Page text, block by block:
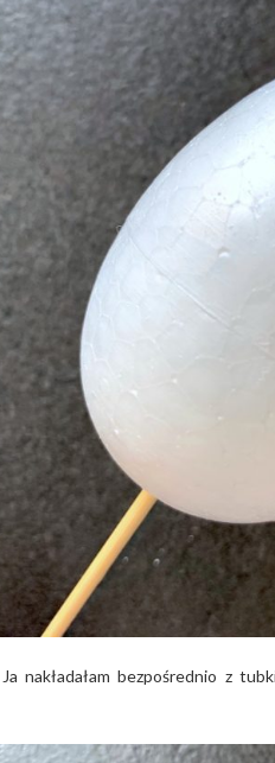
nakładałam bezpośrednio z